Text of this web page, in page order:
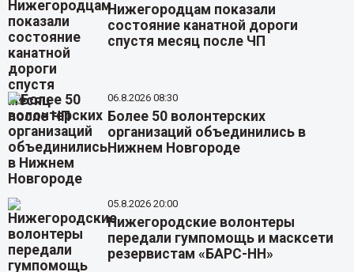
Нижегородцам показали
состояние канатной дороги
спустя месяц после ЧП
06.8.2026 08:30
Более 50 волонтерских
организаций объединились в
Нижнем Новгороде
05.8.2026 20:00
Нижегородские волонтеры
передали гумпомощь и масксети
резервистам «БАРС-НН»